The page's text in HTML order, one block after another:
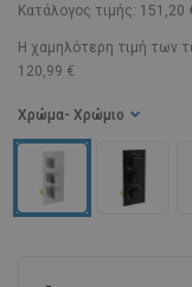
Κατάλογος τιμής: 151,20
Η χαμηλότερη τιμή των
120,99 €
Χρώμα - Χρώμιο